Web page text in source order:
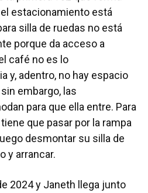
estacionamiento está
silla de ruedas no está
porque da acceso a
café no es lo
y, adentro, no hay espacio
embargo, las
para que ella entre. Para
que pasar por la rampa
desmontar su silla de
y arrancar.
2024 y Janeth llega junto